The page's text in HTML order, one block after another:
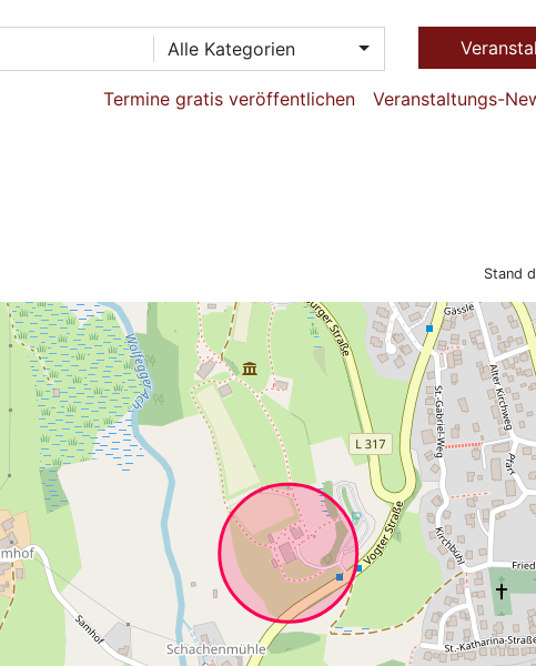
Alle Kategorien
Termine gratis veröffentlichen Veranstaltungs-
Stand